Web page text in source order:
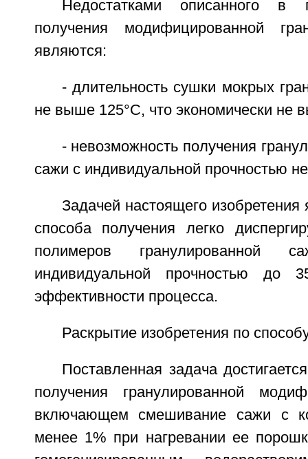
Недостатками описанного в
получения модифицированной
являются:
- длительность сушки мокрых
не выше 125°C, что экономически не
- невозможность получения
сажи с индивидуальной прочностью
Задачей настоящего изобретения
способа получения легко
полимеров гранулированной
индивидуальной прочностью
эффективности процесса.
Раскрытие изобретения по
Поставленная задача
получения гранулированной
включающем смешивание сажи с
менее 1% при нагревании ее